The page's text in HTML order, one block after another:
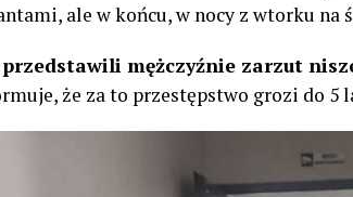
ale w końcu, w nocy z wtorku na
przedstawili mężczyźnie zarzut
że za to przestępstwo grozi do 5